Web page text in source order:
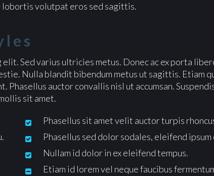
lobortis volutpat eros sed sagittis.
Sed varius ultricies metus. Donec ac ex porta
Nulla blandit bibendum metus ut sagittis. Etiam
auctor convallis nisl ut accumsan.
sit amet.
Phasellus sit amet velit auctor turpis
Phasellus sed dolor sodales, eleifend ipsum
Nullam id dolor in ex eleifend tempus.
Etiam id lorem vel neque faucibus